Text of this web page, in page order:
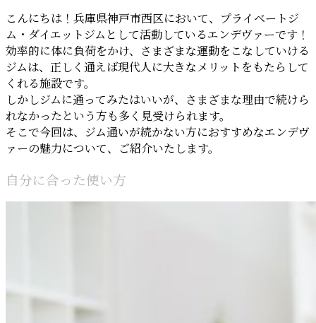
こんにちは！兵庫県神戸市西区において、プライベートジ
ム・ダイエットジムとして活動しているエンデヴァーです！
効率的に体に負荷をかけ、さまざまな運動をこなしていける
ジムは、正しく通えば現代人に大きなメリットをもたらして
くれる施設です。
しかしジムに通ってみたはいいが、さまざまな理由で続けら
れなかったという方も多く見受けられます。
そこで今回は、ジム通いが続かない方におすすめなエンデヴ
ァーの魅力について、ご紹介いたします。
自分に合った使い方